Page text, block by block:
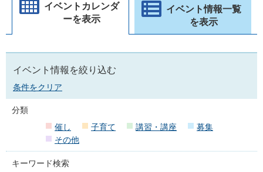
イベントカレンダ
ーを表示
イベント情報一覧
を表示
イベント情報を絞り込む
条件をクリア
分類
催し
子育て 講習・講座
募集
その他
キーワード検索